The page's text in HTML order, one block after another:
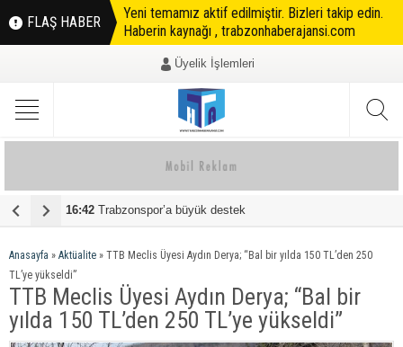
FLAŞ HABER
Yeni temamız aktif edilmiştir. Bizleri takip edin.
Haberin kaynağı , trabzonhaberajansi.com
Üyelik İşlemleri
16:42 Trabzonspor’a büyük destek
Anasayfa » Aktüalite » TTB Meclis Üyesi Aydın Derya; “Bal bir yılda 150 TL’den 250
TL’ye yükseldi”
TTB Meclis Üyesi Aydın Derya; “Bal bir
yılda 150 TL’den 250 TL’ye yükseldi”